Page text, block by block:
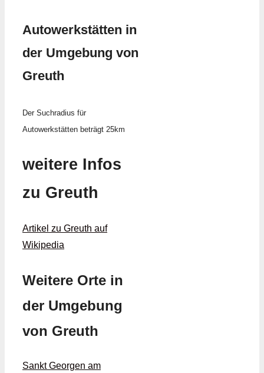
Autowerkstätten in
der Umgebung von
Greuth
Der Suchradius für
Autowerkstätten beträgt 25km
weitere Infos
zu Greuth
Artikel zu Greuth auf
Wikipedia
Weitere Orte in
der Umgebung
von Greuth
Sankt Georgen am